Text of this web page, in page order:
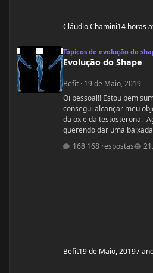
Cláudio Chamini14 horas
Tópicos de evolução do
Evolução do Shape
Befit · 19 de Maio, 2019
Oi pessoal!! Estou bem
consegui alcançar meu
da ox e da testosterona.
querendo dar uma
estudar nutrição e saber
gostaria de
168 respostas
Befit19 de Maio, 20197